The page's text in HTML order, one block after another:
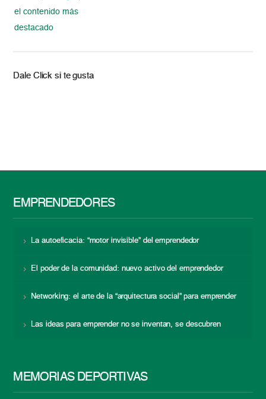
el contenido más
destacado
Dale Click si te gusta
EMPRENDEDORES
La autoeficacia: “motor invisible” del emprendedor
El poder de la comunidad: nuevo activo del emprendedor
Networking: el arte de la “arquitectura social” para emprender
Las ideas para emprender no se inventan, se descubren
MEMORIAS DEPORTIVAS